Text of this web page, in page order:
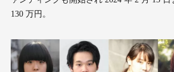
130 万円。